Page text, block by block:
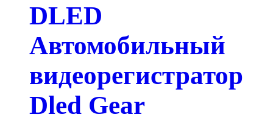
DLED
Автомобильный
видеорегистратор
Dled Gear